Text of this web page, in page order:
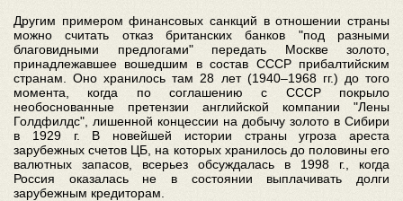
Другим примером финансовых санкций в отношении страны
можно считать отказ британских банков "под разными
благовидными предлогами" передать Москве золото,
принадлежавшее вошедшим в состав СССР прибалтийским
странам. Оно хранилось там 28 лет (1940–1968 гг.) до того
момента, когда по соглашению с СССР покрыло
необоснованные претензии английской компании "Лены
Голдфилдс", лишенной концессии на добычу золото в Сибири
в 1929 г. В новейшей истории страны угроза ареста
зарубежных счетов ЦБ, на которых хранилось до половины его
валютных запасов, всерьез обсуждалась в 1998 г., когда
Россия оказалась не в состоянии выплачивать долги
зарубежным кредиторам.